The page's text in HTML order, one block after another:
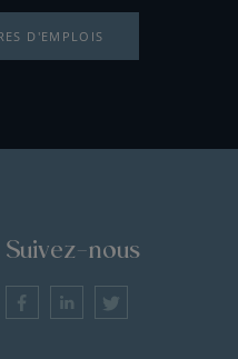
D'EMPLOIS
Suivez-nous